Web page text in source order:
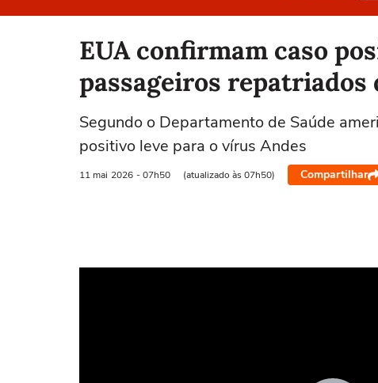
EUA confirmam caso
passageiros repatriados
Segundo o Departamento de Saúde
positivo leve para o vírus Andes
11 mai 2026 - 07h50 (atualizado às 07h50) Compartilhar